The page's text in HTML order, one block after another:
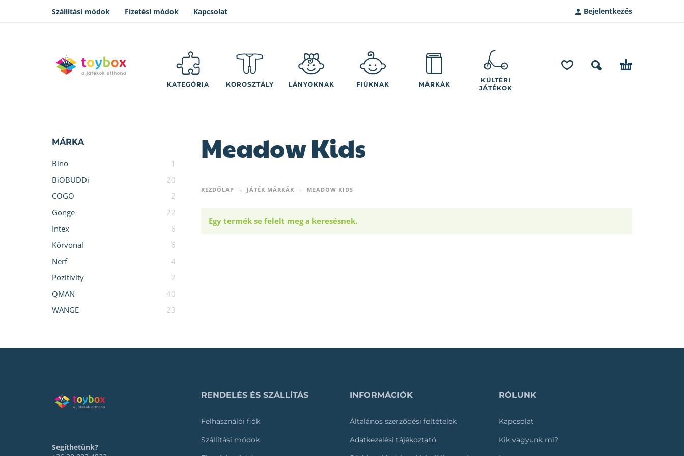
Szállítási módok Fizetési módok Kapcsolat Bejelentkezés
KATEGÓRIA KOROSZTÁLY LÁNYOKNAK FIÚKNAK MÁRKÁK
KÜLTÉRI
JÁTÉKOK
MÁRKA
Bino
1
BiOBUDDi
20
COGO
2
Gonge
22
Intex
6
Körvonal
6
Nerf
4
Pozitivity
2
QMAN
40
WANGE
23
Meadow Kids
KEZDŐLAP JÁTÉK MÁRKÁK MEADOW KIDS
Egy termék se felelt meg a keresésnek.
Segíthetünk?
RENDELÉS ÉS SZÁLLÍTÁS
Felhasználói fiók
Szállítási módok
INFORMÁCIÓK
Általános szerződési feltételek
Adatkezelési tájékoztató
RÓLUNK
Kapcsolat
Kik vagyunk mi?